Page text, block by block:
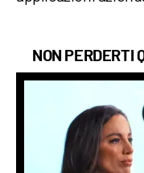
NON PERDERTI